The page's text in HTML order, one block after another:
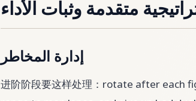
متقدمة وثبات الأداء
إدارة المخاطر
进阶阶段要这样处理：rotate after each